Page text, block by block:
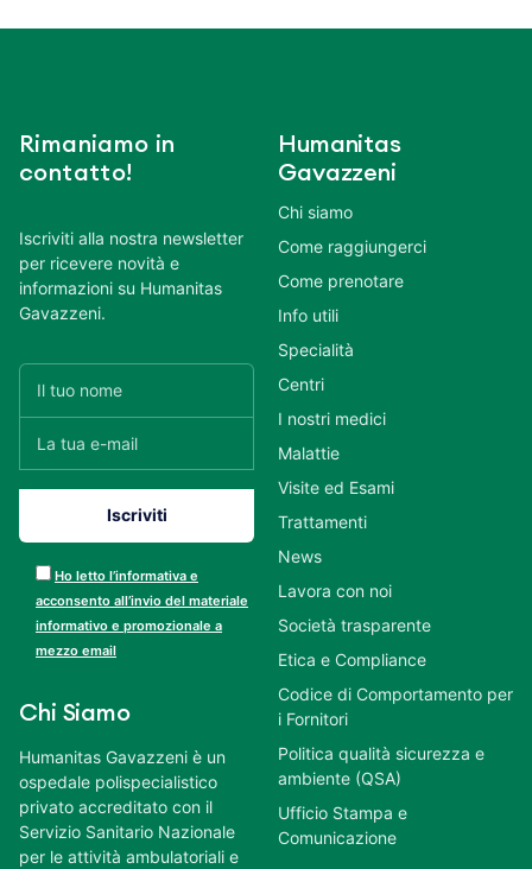
Rimaniamo in
contatto!
Iscriviti alla nostra newsletter
per ricevere novità e
informazioni su Humanitas
Gavazzeni.
Ho letto l’informativa e
acconsento all’invio del materiale
informativo e promozionale a
mezzo email
Chi Siamo
Humanitas Gavazzeni è un
ospedale polispecialistico
privato accreditato con il
Servizio Sanitario Nazionale
per le attività ambulatoriali e
Humanitas
Gavazzeni
Chi siamo
Come raggiungerci
Come prenotare
Info utili
Specialità
Centri
I nostri medici
Malattie
Visite ed Esami
Trattamenti
News
Lavora con noi
Società trasparente
Etica e Compliance
Codice di Comportamento per
i Fornitori
Politica qualità sicurezza e
ambiente (QSA)
Ufficio Stampa e
Comunicazione